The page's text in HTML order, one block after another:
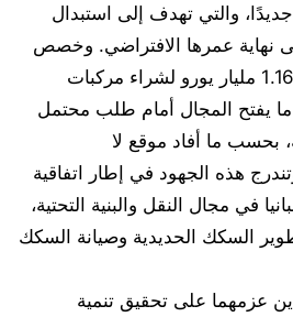
120 قطارًا جديدًا، والتي تهدف إلى استبدال
نهاية عمرها الافتراضي. وخصص
المغرب ميزانية قدرها 1.167 مليار يورو لشراء مركبات
حتى عام 2026، ما يفتح المجال أمام طلب محتمل
بحسب ما أفاد موقع لا
هذه الجهود في إطار اتفاقية
في مجال النقل والبنية التحتية،
السكك الحديدية وصيانة السكك
عزمهما على تحقيق تنمية